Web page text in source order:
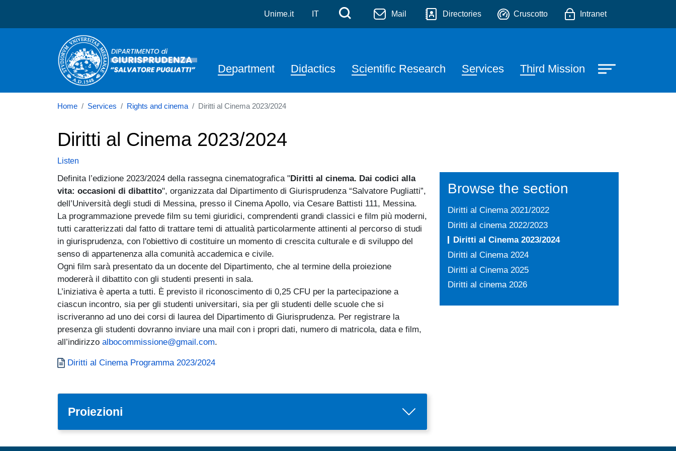
Skip to main content
Dipartimento di Giurisprudenza Salvatore Pugliatti
Unime.it IT Menù di servizio
Cerca Mail Directories Cruscotto Intranet
Navigazione principale
Department Didactics Scientific Research Services Third Mission
Home Services Rights and cinema Diritti al Cinema 2023/2024
Diritti al Cinema 2023/2024
Listen
Definita l’edizione 2023/2024 della rassegna cinematografica "Diritti al cinema. Dai codici alla
vita: occasioni di dibattito", organizzata dal Dipartimento di Giurisprudenza “Salvatore Pugliatti”,
dell’Università degli studi di Messina, presso il Cinema Apollo, via Cesare Battisti 111, Messina.
La programmazione prevede film su temi giuridici, comprendenti grandi classici e film più moderni,
tutti caratterizzati dal fatto di trattare temi di attualità particolarmente attinenti al percorso di studi
in giurisprudenza, con l'obiettivo di costituire un momento di crescita culturale e di sviluppo del
senso di appartenenza alla comunità accademica e civile.
Ogni film sarà presentato da un docente del Dipartimento, che al termine della proiezione
modererà il dibattito con gli studenti presenti in sala.
L’iniziativa è aperta a tutti. È previsto il riconoscimento di 0,25 CFU per la partecipazione a
ciascun incontro, sia per gli studenti universitari, sia per gli studenti delle scuole che si
iscriveranno ad uno dei corsi di laurea del Dipartimento di Giurisprudenza. Per registrare la
presenza gli studenti dovranno inviare una mail con i propri dati, numero di matricola, data e film,
all’indirizzo albocommissione@gmail.com.
Documento
Diritti al Cinema Programma 2023/2024
Proiezioni
Browse the section
Diritti al Cinema 2021/2022
Diritti al cinema 2022/2023
Diritti al Cinema 2023/2024
Diritti al Cinema 2024
Diritti al Cinema 2025
Diritti al cinema 2026